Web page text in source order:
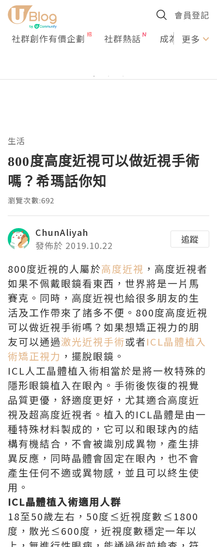
會員登記
社群創作有價企劃 社群熱話 成為U更多
生活
800度高度近視可以做近視手術
嗎？希瑪話你知
瀏覽次數:692
ChunAliyah
發佈於 2019.10.22
追蹤
800度近視的人屬於高度近視 ，高度近視者
如果不佩戴眼鏡看東西，世界將是一片馬
賽克。同時，高度近視也給很多朋友的生
活及工作帶來了諸多不便。800度高度近視
可以做近視手術嗎？如果想矯正視力的朋
友可以通過激光近視手術或者ICL晶體植入
術矯正視力 ，擺脫眼鏡。
ICL人工晶體植入術相當於是將一枚特殊的
隱形眼鏡植入在眼內。手術後恢復的視覺
品質更優，舒適度更好，尤其適合高度近
視及超高度近視者。植入的ICL晶體是由一
種特殊材料製成的，它可以和眼球內的結
構有機結合，不會被識別成異物，產生排
異反應，同時晶體會固定在眼內，也不會
產生任何不適或異物感，並且可以終生使
用。
ICL晶體植入術適用人群
18至50歲左右，50度≤近視度數≤1800
度，散光≤600度，近視度數穩定一年以